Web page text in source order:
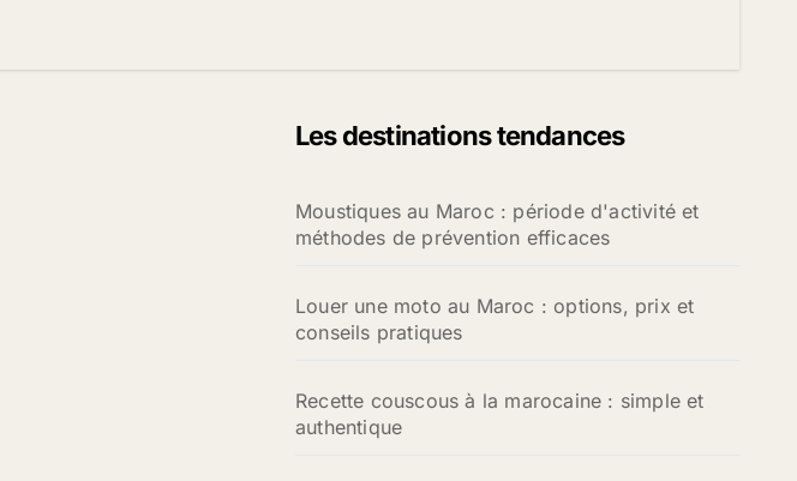
Les destinations tendances
Moustiques au Maroc : période d'activité et
méthodes de prévention efficaces
Louer une moto au Maroc : options, prix et
conseils pratiques
Recette couscous à la marocaine : simple et
authentique